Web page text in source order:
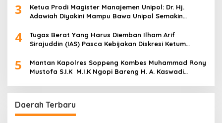
3
Ketua Prodi Magister Manajemen Unipol: Dr. Hj.
Adawiah Diyakini Mampu Bawa Unipol Semakin
4
Tugas Berat Yang Harus Diemban Ilham Arif
Sirajuddin (IAS) Pasca Kebijakan Diskresi Ketum
5
Mantan Kapolres Soppeng Kombes Muhammad Rony
Mustofa S.I.K M.I.K Ngopi Bareng H. A. Kaswadi
Daerah Terbaru